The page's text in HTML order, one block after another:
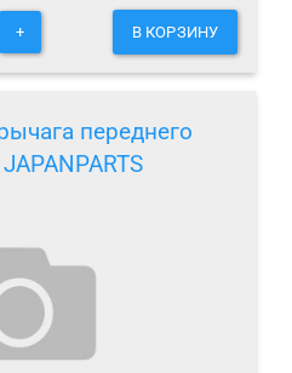
+ В КОРЗИНУ
переднего